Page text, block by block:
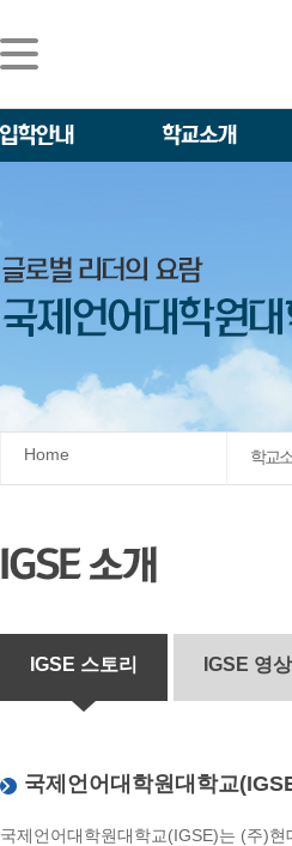
Home 학교
IGSE 스토리 IGSE 영상
국제언어대학원대학교
국제언어대학원대학교(IGSE)는 (주)